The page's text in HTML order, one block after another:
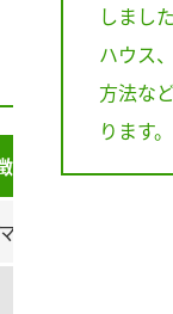
チ栽培に最適
しまし
ハウス
方法な
ります。